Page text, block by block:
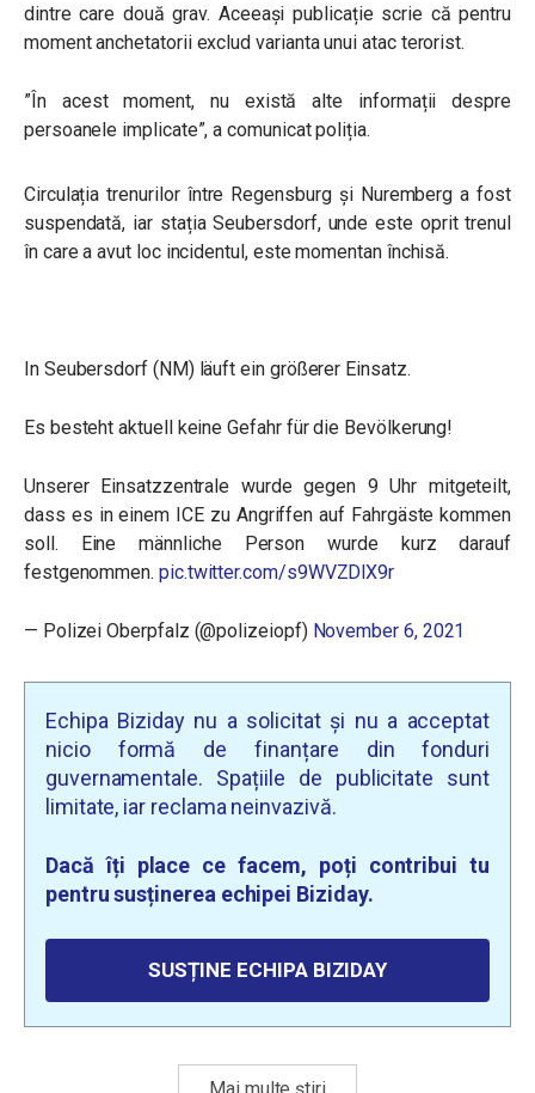
dintre care două grav. Aceeași publicație scrie că pentru
moment anchetatorii exclud varianta unui atac terorist.
”În acest moment, nu există alte informații despre
persoanele implicate”, a comunicat poliția.
Circulația trenurilor între Regensburg și Nuremberg a fost
suspendată, iar stația Seubersdorf, unde este oprit trenul
în care a avut loc incidentul, este momentan închisă.
In Seubersdorf (NM) läuft ein größerer Einsatz.
Es besteht aktuell keine Gefahr für die Bevölkerung!
Unserer Einsatzzentrale wurde gegen 9 Uhr mitgeteilt,
dass es in einem ICE zu Angriffen auf Fahrgäste kommen
soll. Eine männliche Person wurde kurz darauf
festgenommen. pic.twitter.com/s9WVZDlX9r
— Polizei Oberpfalz (@polizeiopf) November 6, 2021
Echipa Biziday nu a solicitat și nu a acceptat
nicio formă de finanțare din fonduri
guvernamentale. Spațiile de publicitate sunt
limitate, iar reclama neinvazivă.
Dacă îți place ce facem, poți contribui tu
pentru susținerea echipei Biziday.
SUSȚINE ECHIPA BIZIDAY